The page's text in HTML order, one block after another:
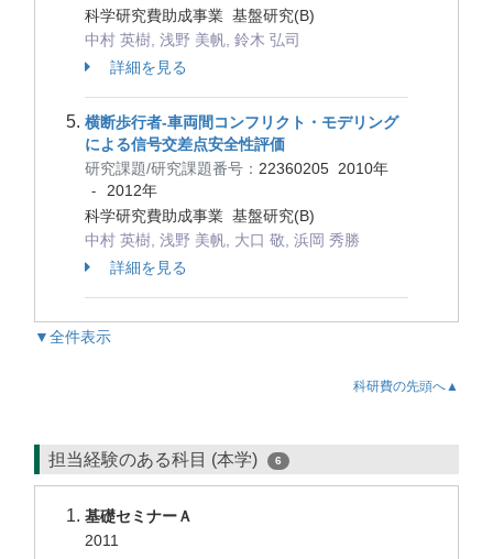
科学研究費助成事業 基盤研究(B)
中村 英樹, 浅野 美帆, 鈴木 弘司
詳細を見る
横断歩行者-車両間コンフリクト・モデリング
による信号交差点安全性評価
研究課題/研究課題番号： 22360205 2010年
-
2012年
科学研究費助成事業 基盤研究(B)
中村 英樹, 浅野 美帆, 大口 敬, 浜岡 秀勝
詳細を見る
▼全件表示
科研費の先頭へ▲
担当経験のある科目 (本学) 6
基礎セミナーＡ
2011